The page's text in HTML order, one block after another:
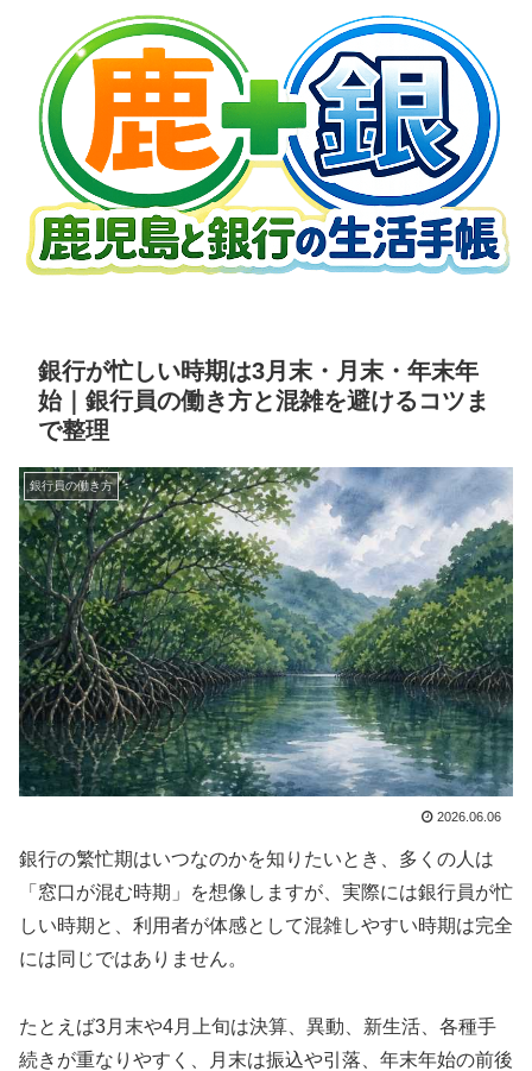
銀行が忙しい時期は3月末・月末・年末年
始｜銀行員の働き方と混雑を避けるコツま
で整理
銀行員の働き方
2026.06.06
銀行の繁忙期はいつなのかを知りたいとき、多くの人は
「窓口が混む時期」を想像しますが、実際には銀行員が忙
しい時期と、利用者が体感として混雑しやすい時期は完全
には同じではありません。
たとえば3月末や4月上旬は決算、異動、新生活、各種手
続きが重なりやすく、月末は振込や引落、年末年始の前後